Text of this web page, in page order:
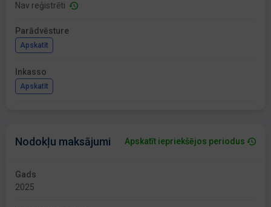
Nav reģistrēti
Parādvēsture
Apskatīt
Inkasso
Apskatīt
Nodokļu maksājumi Apskatīt iepriekšējos periodus
Gads
2025